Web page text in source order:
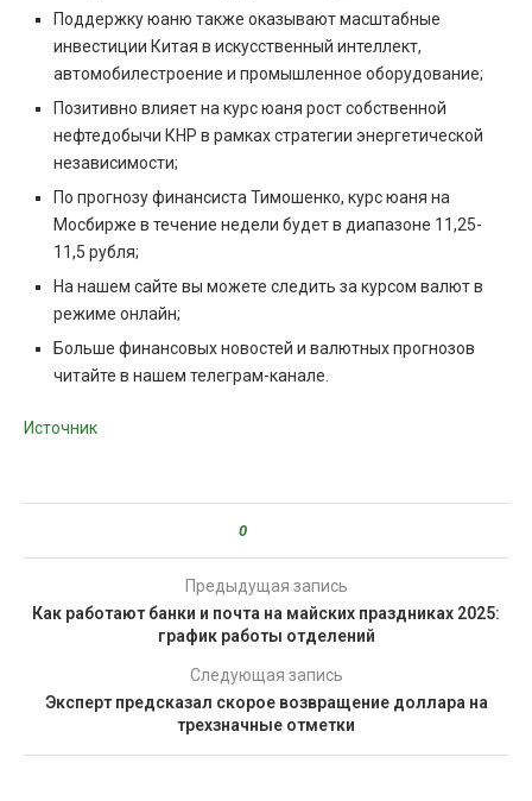
Поддержку юаню также оказывают масштабные
инвестиции Китая в искусственный интеллект,
автомобилестроение и промышленное оборудование;
Позитивно влияет на курс юаня рост собственной
нефтедобычи КНР в рамках стратегии энергетической
независимости;
По прогнозу финансиста Тимошенко, курс юаня на
Мосбирже в течение недели будет в диапазоне 11,25-
11,5 рубля;
На нашем сайте вы можете следить за курсом валют в
режиме онлайн;
Больше финансовых новостей и валютных прогнозов
читайте в нашем телеграм-канале.
Источник
0
Предыдущая запись
Как работают банки и почта на майских праздниках 2025:
график работы отделений
Следующая запись
Эксперт предсказал скорое возвращение доллара на
трехзначные отметки